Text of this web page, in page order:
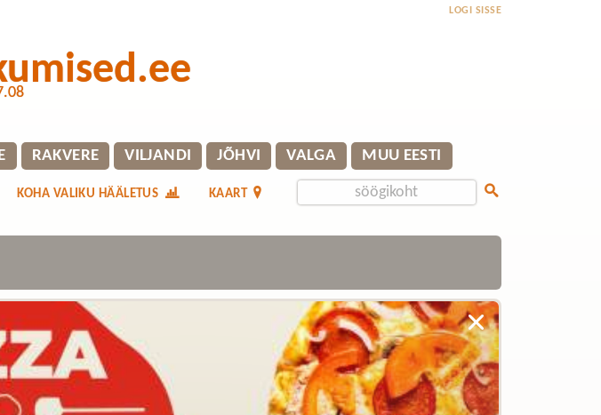
LOGI SISSE
RAKVERE VILJANDI JÕHVI VALGA MUU EESTI
KAART
KOHA VALIKU HÄÄLETUS